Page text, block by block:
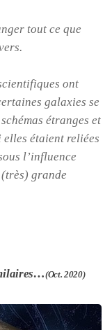
tout ce que
ont
galaxies se
étranges et
elles étaient reliées
l’influence
grande
(Oct. 2020)